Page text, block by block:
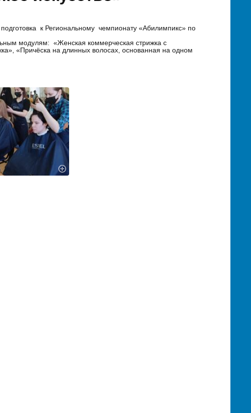
к Региональному чемпионату «Абилимпикс» по
модулям: «Женская коммерческая стрижка с
«Причёска на длинных волосах, основанная на одном